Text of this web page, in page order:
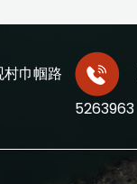
巾帼路
5263963